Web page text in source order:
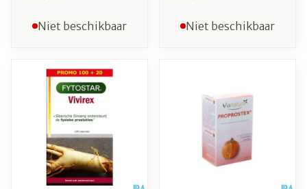
Niet beschikbaar Niet beschikbaar